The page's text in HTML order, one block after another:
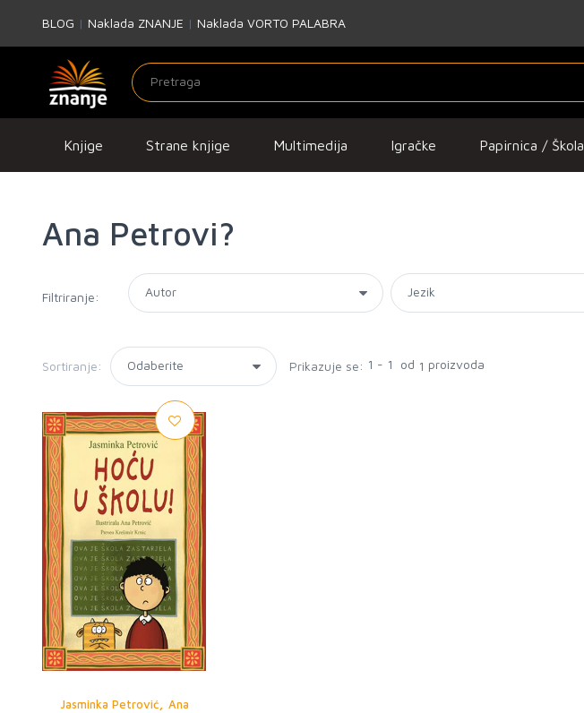
BLOG | Naklada ZNANJE | Naklada VORTO PALABRA
Knjige Strane knjige Multimedija Igračke Papirnica / Škola
Ana Petrovi?
Filtriranje:
Sortiranje: Prikazuje se: 1 - 1 od 1 proizvoda
Jasminka Petrović,
Ana